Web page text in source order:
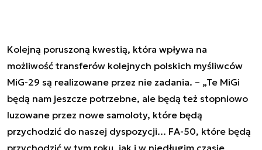
Kolejną poruszoną kwestią, która wpływa na
możliwość transferów kolejnych polskich myśliwców
MiG-29 są realizowane przez nie zadania. – „Te MiGi
będą nam jeszcze potrzebne, ale będą też stopniowo
luzowane przez nowe samoloty, które będą
przychodzić do naszej dyspozycji... FA-50, które będą